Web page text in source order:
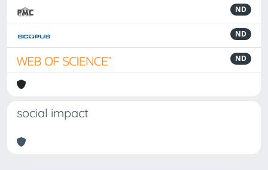
ND
ND
ND
social impact